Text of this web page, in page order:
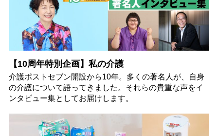
【10周年特別企画】私の介護
介護ポストセブン開設から10年。多くの著名人が、自身
の介護について語ってきました。それらの貴重な声をイ
ンタビュー集としてお届けします。